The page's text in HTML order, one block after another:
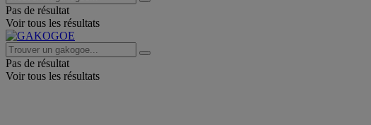
Pas de résultat
Voir tous les résultats
Pas de résultat
Voir tous les résultats